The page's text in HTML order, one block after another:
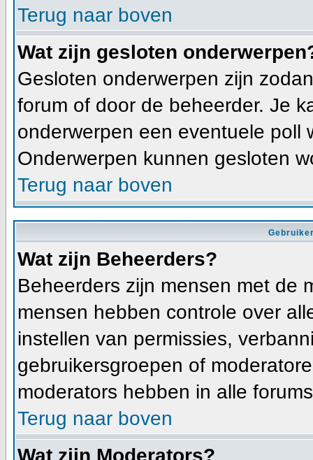
Terug naar boven
Wat zijn gesloten
Gesloten onderwerpen zijn
forum of door de beheerder. Je
onderwerpen een eventuele poll
Onderwerpen kunnen gesloten
Terug naar boven
Wat zijn Beheerders?
Beheerders zijn mensen met de
mensen hebben controle over
instellen van permissies,
gebruikersgroepen of
moderators hebben in alle
Terug naar boven
Wat zijn Moderators?